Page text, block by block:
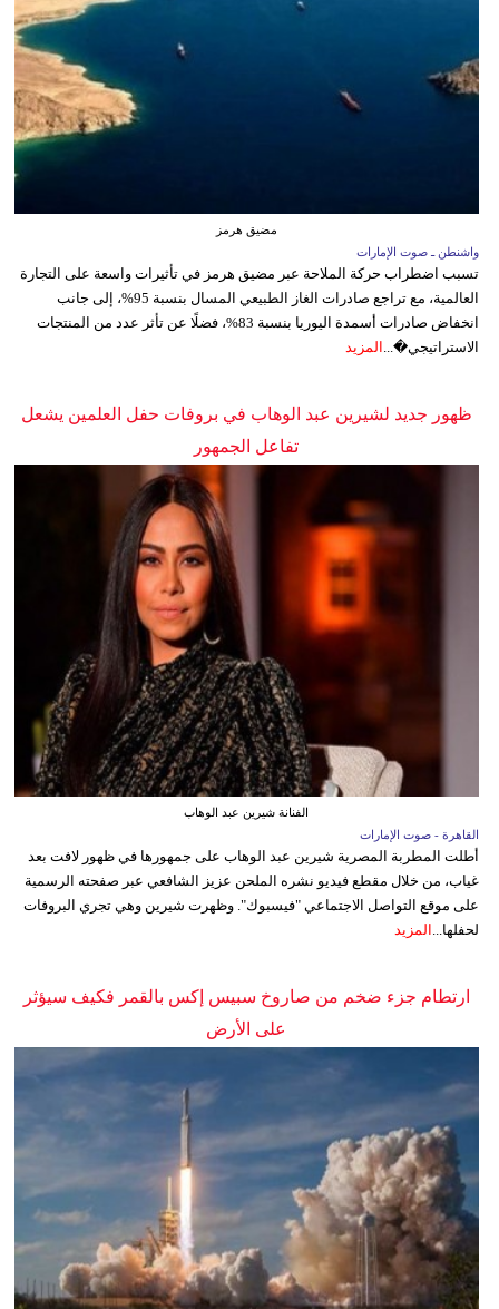
مضيق هرمز
واشنطن ـ صوت الإمارات
تسبب اضطراب حركة الملاحة عبر مضيق هرمز في تأثيرات واسعة على التجارة
العالمية، مع تراجع صادرات الغاز الطبيعي المسال بنسبة 95%، إلى جانب
انخفاض صادرات أسمدة اليوريا بنسبة 83%، فضلًا عن تأثر عدد من المنتجات
الاستراتيجي�... المزيد
ظهور جديد لشيرين عبد الوهاب في بروفات حفل العلمين يشعل
تفاعل الجمهور
الفنانة شيرين عبد الوهاب
القاهرة - صوت الإمارات
أطلت المطربة المصرية شيرين عبد الوهاب على جمهورها في ظهور لافت بعد
غياب، من خلال مقطع فيديو نشره الملحن عزيز الشافعي عبر صفحته الرسمية
على موقع التواصل الاجتماعي "فيسبوك". وظهرت شيرين وهي تجري البروفات
لحفلها... المزيد
ارتطام جزء ضخم من صاروخ سبيس إكس بالقمر فكيف سيؤثر
على الأرض